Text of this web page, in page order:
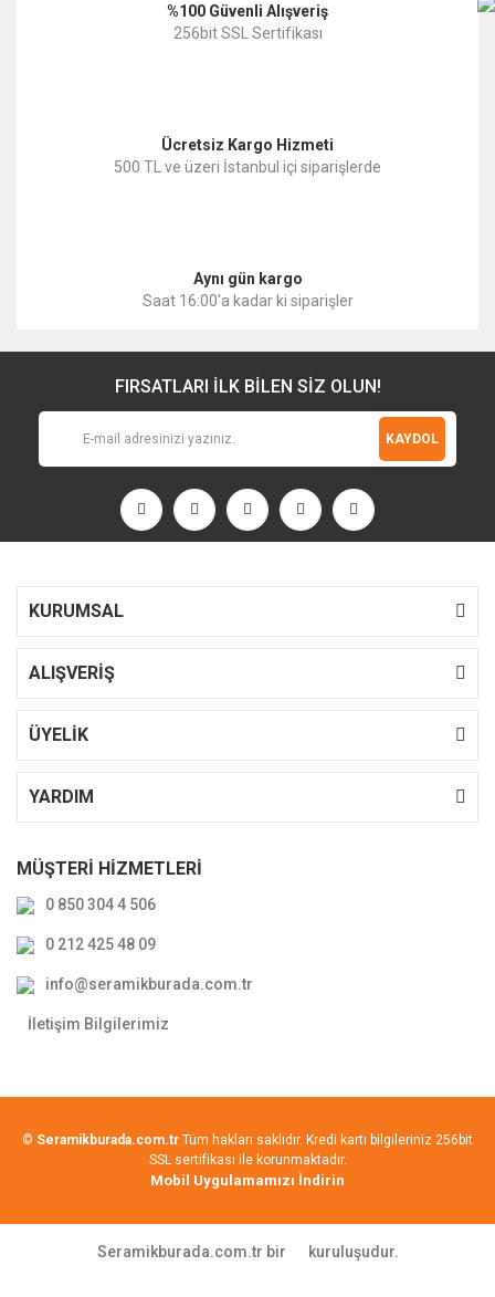
Ürün fiyatı diğer sitelerden daha pahalı.
%100 Güvenli Alışveriş
256bit SSL Sertifikası
Ücretsiz Kargo Hizmeti
500 TL ve üzeri İstanbul içi siparişlerde
Aynı gün kargo
Saat 16:00'a kadar ki siparişler
FIRSATLARI İLK BİLEN SİZ OLUN!
KAYDOL
KURUMSAL
ALIŞVERİŞ
ÜYELİK
YARDIM
MÜŞTERİ HİZMETLERİ
0 850 304 4 506
0 212 425 48 09
info@seramikburada.com.tr
İletişim Bilgilerimiz
© Seramikburada.com.tr Tüm hakları saklıdır. Kredi kartı bilgileriniz 256bit
SSL sertifikası ile korunmaktadır.
Mobil Uygulamamızı İndirin
Seramikburada.com.tr bir kuruluşudur.